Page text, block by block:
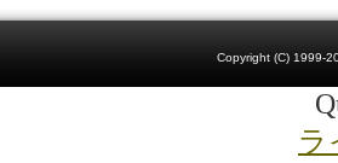
Copyright (C) 1999-
ラ